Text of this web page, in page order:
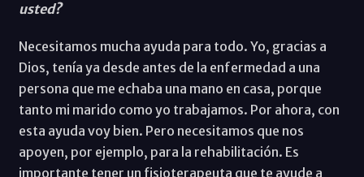
usted?
Necesitamos mucha ayuda para todo. Yo, gracias a
Dios, tenía ya desde antes de la enfermedad a una
persona que me echaba una mano en casa, porque
tanto mi marido como yo trabajamos. Por ahora, con
esta ayuda voy bien. Pero necesitamos que nos
apoyen, por ejemplo, para la rehabilitación. Es
importante tener un fisioterapeuta que te ayude a